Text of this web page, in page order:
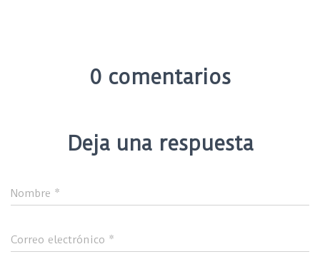
0 comentarios
Deja una respuesta
Nombre *
Correo electrónico *